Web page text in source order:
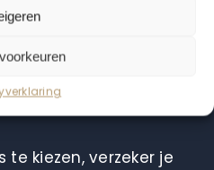
kiezen voor
te kiezen, verzeker je